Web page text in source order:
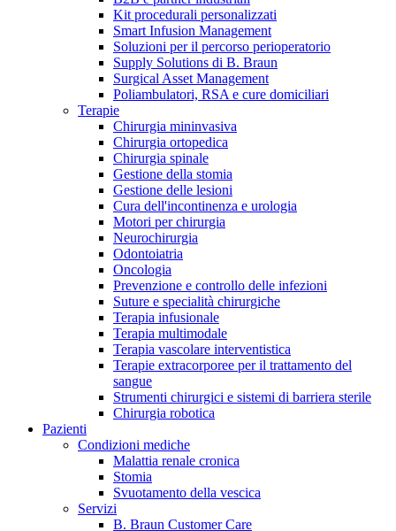
Catalogo prodotti
Trova il prodotto che stai cercando. Visita il catalogo B.
Braun con il nostro portfolio completo.
Hai domande o richieste? Scrivici per entrare subito in
contatto con un nostro referente.
Kit procedurali personalizzati
Smart Infusion Management
Soluzioni per il percorso perioperatorio
Supply Solutions di B. Braun
Surgical Asset Management
Poliambulatori, RSA e cure domiciliari
Terapie
Chirurgia mininvasiva
Chirurgia ortopedica
Chirurgia spinale
Gestione della stomia
Gestione delle lesioni
Cura dell'incontinenza e urologia
Motori per chirurgia
Neurochirurgia
Odontoiatria
Oncologia
Prevenzione e controllo delle infezioni
Suture e specialità chirurgiche
Terapia infusionale
Terapia multimodale
Terapia vascolare interventistica
Terapie extracorporee per il trattamento del
sangue
Strumenti chirurgici e sistemi di barriera sterile
Chirurgia robotica
Pazienti
Condizioni mediche
Malattia renale cronica
Stomia
Svuotamento della vescica
Servizi
B. Braun Customer Care